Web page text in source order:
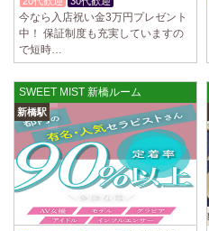
今なら入店祝い金3万円プレゼント
中！ 保証制度も充実していますの
で短時…
SWEET MIST 新橋ルーム
新橋駅